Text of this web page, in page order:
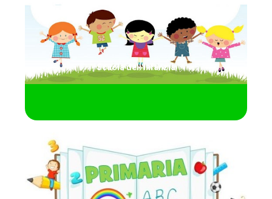
Scuola dell'Infanzia
La scuola dell’infanzia fa parte del Sistema
integrato di educazione e di istruzione dalla
nascita ai sei anni ed è il primo gradino del
percorso di istruzione, ha durata triennale, non
è obbligatoria ed è aperta a tutte le bambine e i
bambini di età compresa fra i tre e i sei anni.
Clicca qui